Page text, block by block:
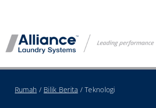
kandungan
Rumah / Bilik Berita /Teknologi